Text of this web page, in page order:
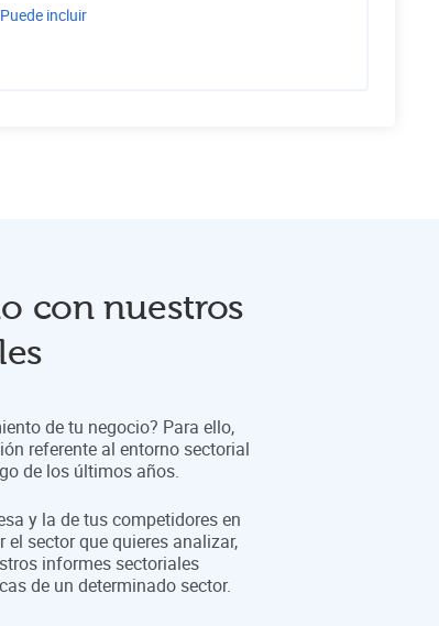
Puede incluir
con nuestros
de tu negocio? Para ello,
referente al entorno sectorial
de los últimos años.
y la de tus competidores en
el sector que quieres analizar,
informes sectoriales
de un determinado sector.